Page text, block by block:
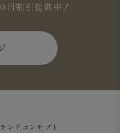
割引提供中！
ンドコンセプト